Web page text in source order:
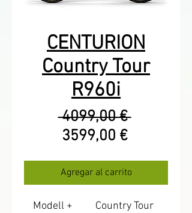
CENTURION
Country Tour
R960i
4099,00 € Precio
3599,00 €Precio
oferta
Agregar al carrito
Modell +
Country Tour